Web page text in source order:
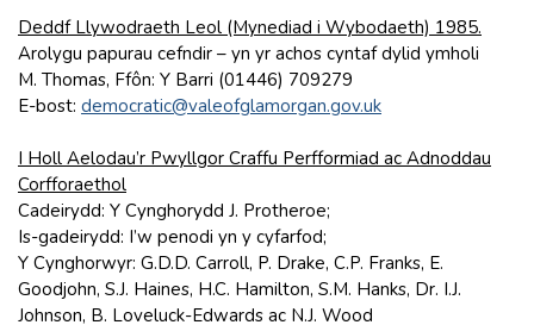
Deddf Llywodraeth Leol (Mynediad i Wybodaeth) 1985.
Arolygu papurau cefndir – yn yr achos cyntaf dylid ymholi
M. Thomas, Ffôn: Y Barri (01446) 709279
E-bost: democratic@valeofglamorgan.gov.uk
I Holl Aelodau’r Pwyllgor Craffu Perfformiad ac Adnoddau
Corfforaethol
Cadeirydd: Y Cynghorydd J. Protheroe;
Is-gadeirydd: I’w penodi yn y cyfarfod;
Y Cynghorwyr: G.D.D. Carroll, P. Drake, C.P. Franks, E.
Goodjohn, S.J. Haines, H.C. Hamilton, S.M. Hanks, Dr. I.J.
Johnson, B. Loveluck-Edwards ac N.J. Wood